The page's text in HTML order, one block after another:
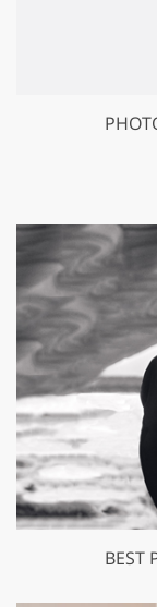
BEST